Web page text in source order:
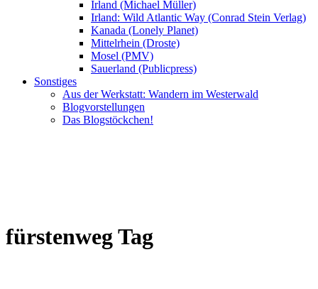
Irland (Michael Müller)
Irland: Wild Atlantic Way (Conrad Stein Verlag)
Kanada (Lonely Planet)
Mittelrhein (Droste)
Mosel (PMV)
Sauerland (Publicpress)
Sonstiges
Aus der Werkstatt: Wandern im Westerwald
Blogvorstellungen
Das Blogstöckchen!
fürstenweg Tag